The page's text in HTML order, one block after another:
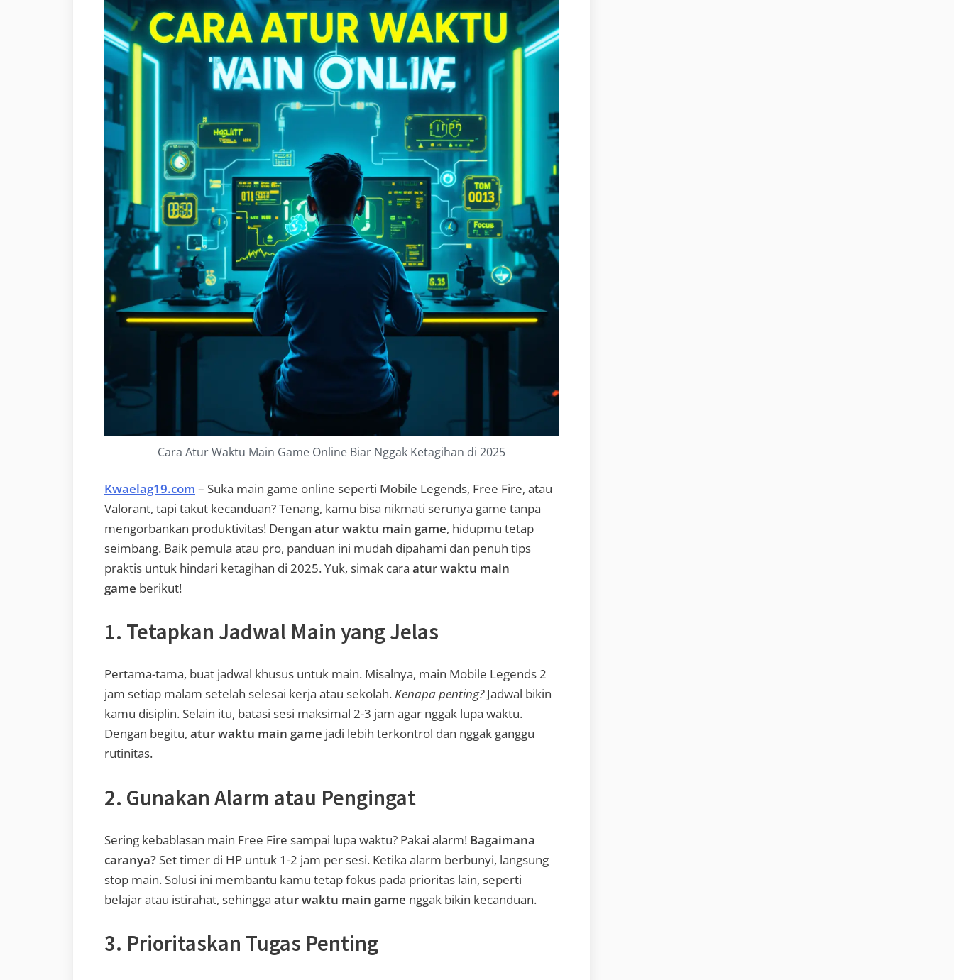
Cara Atur Waktu Main Game Online Biar Nggak Ketagihan di 2025
Kwaelag19.com – Suka main game online seperti Mobile Legends, Free Fire, atau
Valorant, tapi takut kecanduan? Tenang, kamu bisa nikmati serunya game tanpa
mengorbankan produktivitas! Dengan atur waktu main game, hidupmu tetap
seimbang. Baik pemula atau pro, panduan ini mudah dipahami dan penuh tips
praktis untuk hindari ketagihan di 2025. Yuk, simak cara atur waktu main
game berikut!
1. Tetapkan Jadwal Main yang Jelas
Pertama-tama, buat jadwal khusus untuk main. Misalnya, main Mobile Legends 2
jam setiap malam setelah selesai kerja atau sekolah.Kenapa penting?Jadwal bikin
kamu disiplin. Selain itu, batasi sesi maksimal 2-3 jam agar nggak lupa waktu.
Dengan begitu, atur waktu main game jadi lebih terkontrol dan nggak ganggu
rutinitas.
2. Gunakan Alarm atau Pengingat
Sering kebablasan main Free Fire sampai lupa waktu? Pakai alarm! Bagaimana
caranya? Set timer di HP untuk 1-2 jam per sesi. Ketika alarm berbunyi, langsung
stop main. Solusi ini membantu kamu tetap fokus pada prioritas lain, seperti
belajar atau istirahat, sehingga atur waktu main game nggak bikin kecanduan.
3. Prioritaskan Tugas Penting